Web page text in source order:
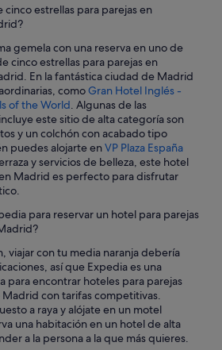
de Henares
Madrid
Madrid
en Tres Cantos
cinco estrellas para parejas en
gemela con una reserva en uno de
cinco estrellas para parejas en
En la fantástica ciudad de Madrid
comoGran Hotel Inglés -
of the World. Algunas de las
este sitio de alta categoría son
y un colchón con acabado tipo
puedes alojarte enVP Plaza España
y servicios de belleza, este hotel
Madrid es perfecto para disfrutar
para reservar un hotel para parejas
viajar con tu media naranja debería
así que Expedia es una
para encontrar hoteles para parejas
con tarifas competitivas.
a raya y alójate en un motel
una habitación en un hotel de alta
a la persona a la que más quieres.